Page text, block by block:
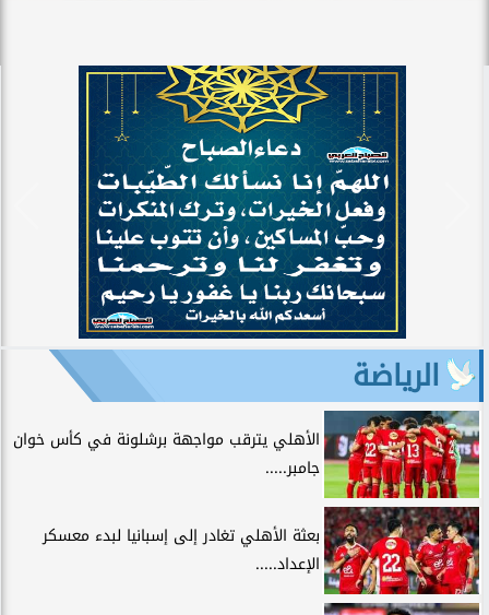
الرياضة
الأهلي يترقب مواجهة برشلونة في كأس خوان
جامبر.....
بعثة الأهلي تغادر إلى إسبانيا لبدء معسكر
الإعداد.....